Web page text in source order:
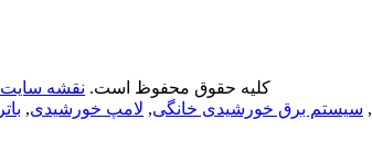
© Copyright - 2010-2023: کلیه حقوق محفوظ است. نقشه سایت
, سیستم برق خورشیدی خانگی, لامپ خورشیدی,